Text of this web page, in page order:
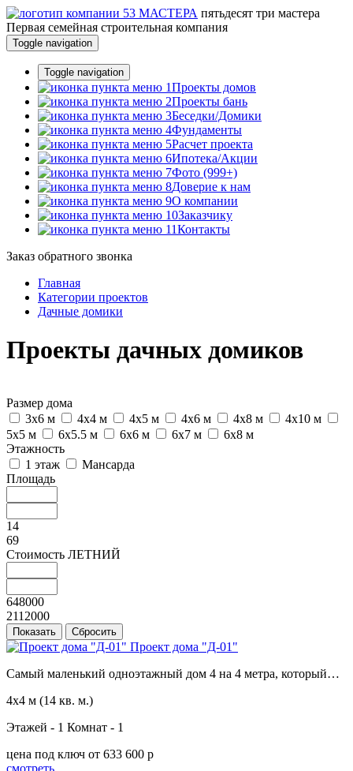
пятьдесят три мастера
Первая семейная строительная компания
Toggle navigation
Toggle navigation
Проекты домов
Проекты бань
Беседки/Домики
Фундаменты
Расчет проекта
Ипотека/Акции
Фото (999+)
Доверие к нам
О компании
Заказчику
Контакты
Заказ обратного звонка
Главная
Категории проектов
Дачные домики
Проекты дачных домиков
Размер дома
3х6 м
4х4 м 4х5 м 4х6 м 4х8 м
4х10 м
5х5 м
6х5.5 м 6х6 м 6х7 м
6х8 м
Этажность
1 этаж
Мансарда
Площадь
14
69
Стоимость ЛЕТНИЙ
648000
2112000
Проект дома "Д-01"
Самый маленький одноэтажный дом 4 на 4 метра, который…
4х4 м (14 кв. м.)
Этажей - 1 Комнат - 1
цена под ключ от 633 600 p
смотреть